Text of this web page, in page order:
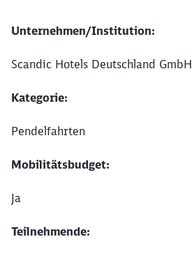
Unternehmen/Institution:
Scandic Hotels Deutschland GmbH
Kategorie:
Pendelfahrten
Mobilitätsbudget:
Ja
Teilnehmende: